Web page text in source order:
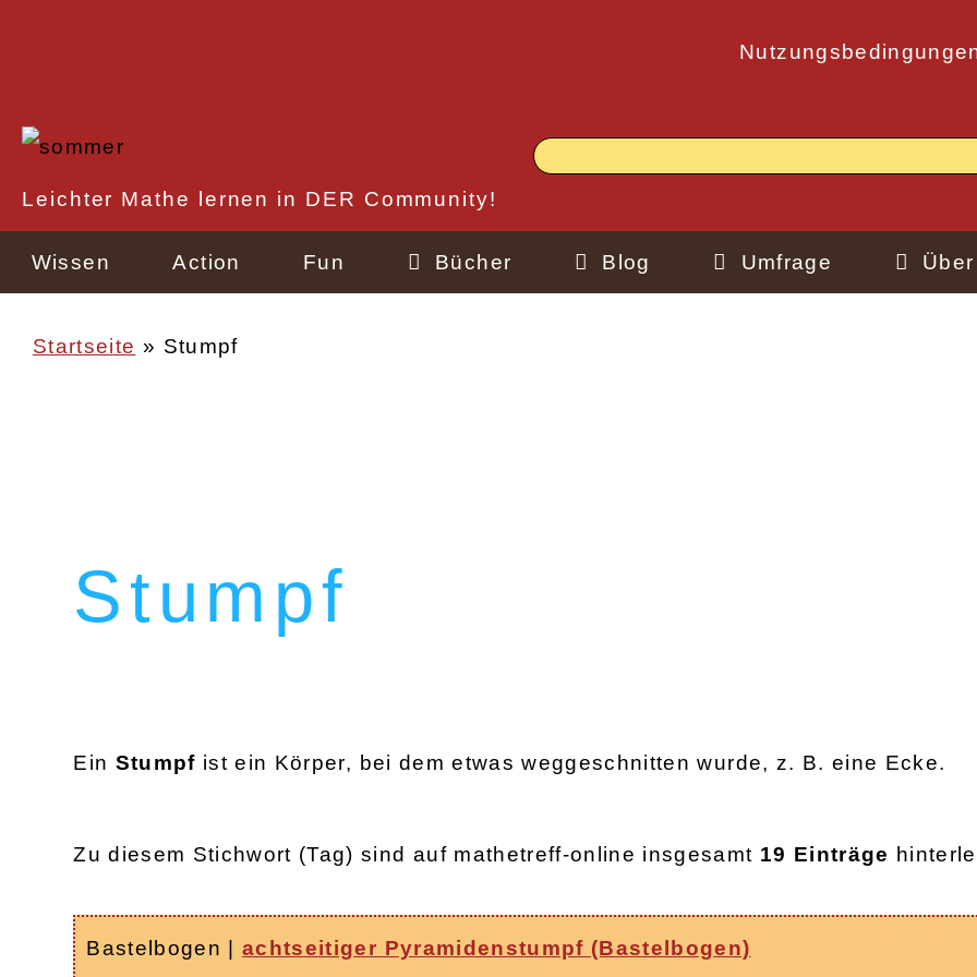
Rechtlicher
Schnellzugriff
Leichter Mathe lernen in DER Community!
Wissen Action Fun Bücher Blog Umfrage
Startseite Stumpf
Stumpf
Ein Stumpf ist ein Körper, bei dem etwas weggeschnitten wurde, z. B. eine Ecke.
Zu diesem Stichwort (Tag) sind auf mathetreff-online insgesamt 19 Einträge
Bastelbogen |achtseitiger Pyramidenstumpf (Bastelbogen)